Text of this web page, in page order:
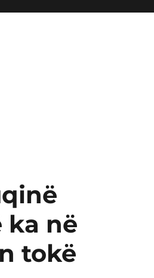
ka në
tokë